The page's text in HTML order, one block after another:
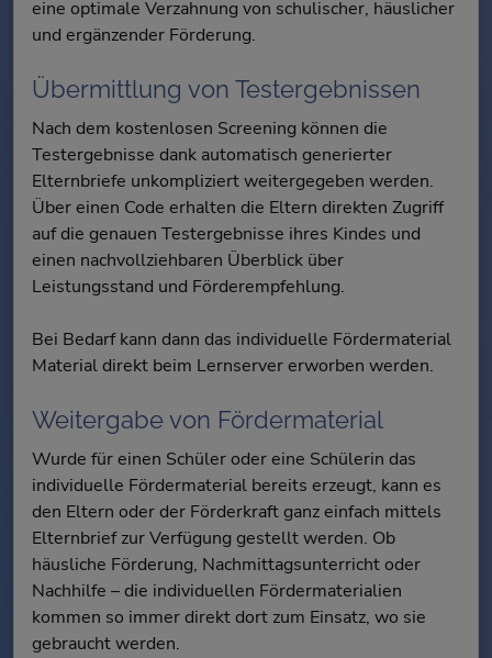
eine optimale Verzahnung von schulischer, häuslicher
und ergänzender Förderung.
Übermittlung von Testergebnissen
Nach dem kostenlosen Screening können die
Testergebnisse dank automatisch generierter
Elternbriefe unkompliziert weitergegeben werden.
Über einen Code erhalten die Eltern direkten Zugriff
auf die genauen Testergebnisse ihres Kindes und
einen nachvollziehbaren Überblick über
Leistungsstand und Förderempfehlung.
Bei Bedarf kann dann das individuelle Fördermaterial
Material direkt beim Lernserver erworben werden.
Weitergabe von Fördermaterial
Wurde für einen Schüler oder eine Schülerin das
individuelle Fördermaterial bereits erzeugt, kann es
den Eltern oder der Förderkraft ganz einfach mittels
Elternbrief zur Verfügung gestellt werden. Ob
häusliche Förderung, Nachmittagsunterricht oder
Nachhilfe – die individuellen Fördermaterialien
kommen so immer direkt dort zum Einsatz, wo sie
gebraucht werden.